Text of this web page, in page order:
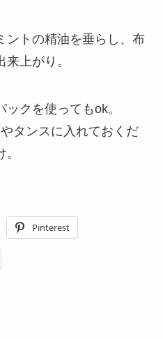
ントの精油を垂らし、布
来上がり。
クを使ってもok。
タンスに入れておくだ
。
Pinterest